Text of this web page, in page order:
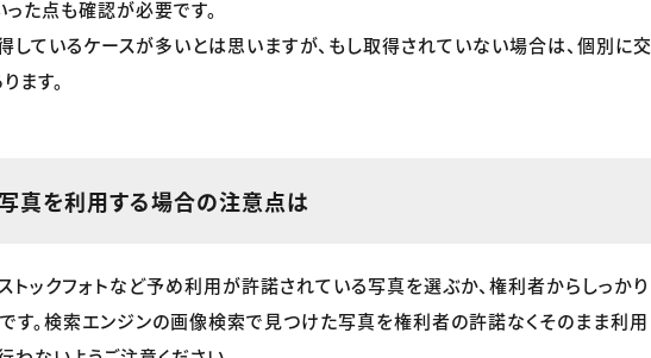
た点も確認が必要です。
しているケースが多いとは思いますが、もし取得されていない場合は、個別に交
ます。
真を利用する場合の注意点は
トックフォトなど予め利用が許諾されている写真を選ぶか、権利者からしっかり
す。検索エンジンの画像検索で見つけた写真を権利者の許諾なくそのまま利用